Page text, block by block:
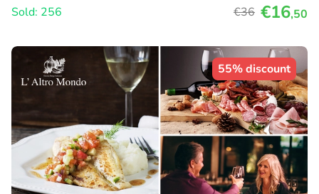
Sold: 256
€36 €16,50
55% discount